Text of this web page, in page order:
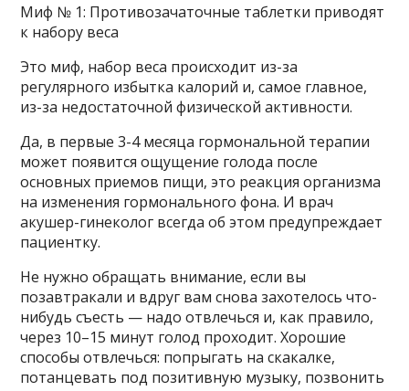
Миф № 1: Противозачаточные таблетки приводят
к набору веса
Это миф, набор веса происходит из-за
регулярного избытка калорий и, самое главное,
из-за недостаточной физической активности.
Да, в первые 3-4 месяца гормональной терапии
может появится ощущение голода после
основных приемов пищи, это реакция организма
на изменения гормонального фона. И врач
акушер-гинеколог всегда об этом предупреждает
пациентку.
Не нужно обращать внимание, если вы
позавтракали и вдруг вам снова захотелось что-
нибудь съесть — надо отвлечься и, как правило,
через 10–15 минут голод проходит. Хорошие
способы отвлечься: попрыгать на скакалке,
потанцевать под позитивную музыку, позвонить